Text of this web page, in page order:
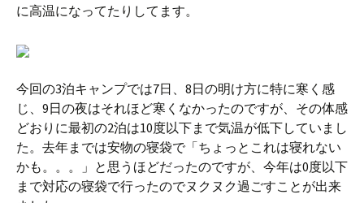
に高温になってたりしてます。
今回の3泊キャンプでは7日、8日の明け方に特に寒く感
じ、9日の夜はそれほど寒くなかったのですが、その体感
どおりに最初の2泊は10度以下まで気温が低下していまし
た。去年までは安物の寝袋で「ちょっとこれは寝れない
かも。。。」と思うほどだったのですが、今年は0度以下
まで対応の寝袋で行ったのでヌクヌク過ごすことが出来